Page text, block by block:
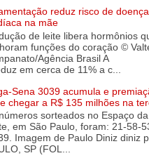
reduz risco de doença
na mãe
de leite libera hormônios
funções do coração ©
Agência Brasil A
em cerca de 11% a c...
Sena 3039 acumula e
chegar a R$ 135 milhões na
sorteados no Espaço da
em São Paulo, foram: 21-58-
Imagem de Paulo Diniz diniz
SP (FOL...